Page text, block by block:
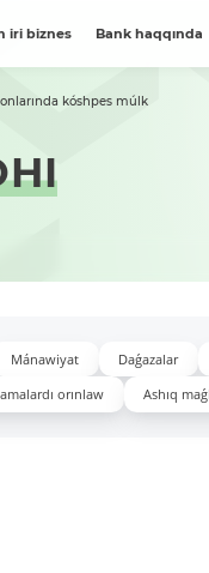
iri biznes Bank haqqında
kóshpes múlk
Mánawiyat Daǵazalar
orınlaw Ashıq